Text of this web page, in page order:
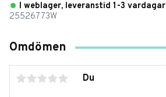
I weblager, leveranstid 1-3 vardagar
25526773W
Omdömen
Du